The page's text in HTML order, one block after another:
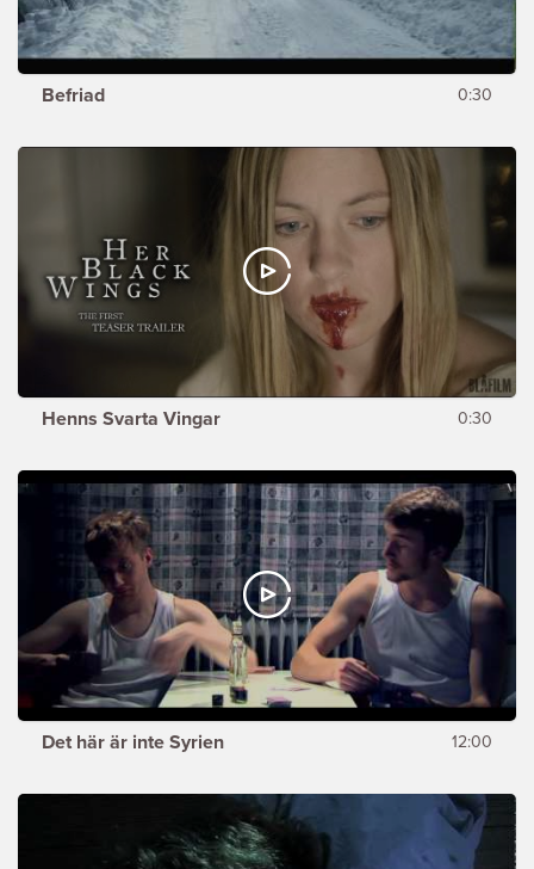
Befriad 0:30
Henns Svarta Vingar 0:30
Det här är inte Syrien 12:00